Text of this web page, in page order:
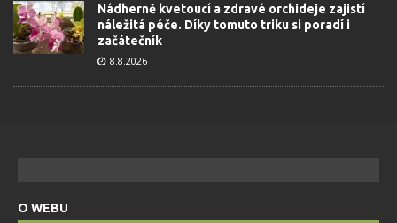
Nádherně kvetoucí a zdravé orchideje zajistí
náležitá péče. Díky tomuto triku si poradí i
začátečník
8.8.2026
O WEBU